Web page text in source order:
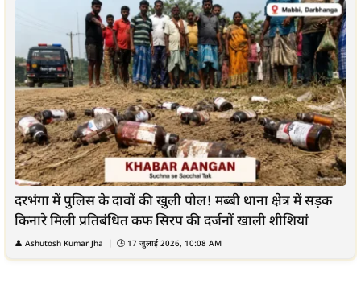
दरभंगा में पुलिस के दावों की खुली पोल! मब्बी थाना क्षेत्र में सड़क
किनारे मिली प्रतिबंधित कफ सिरप की दर्जनों खाली शीशियां
👤 Ashutosh Kumar Jha | 🕒 17 जुलाई 2026, 10:08 AM